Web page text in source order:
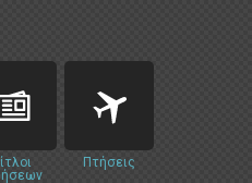
Πτήσεις